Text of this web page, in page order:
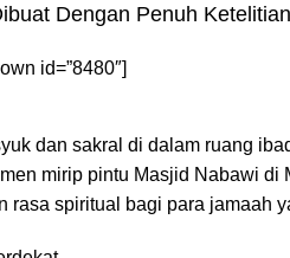
Dengan Penuh Ketelitian
id=”8480″]
dan sakral di dalam ruang
mirip pintu Masjid Nabawi
spiritual bagi para jamaah